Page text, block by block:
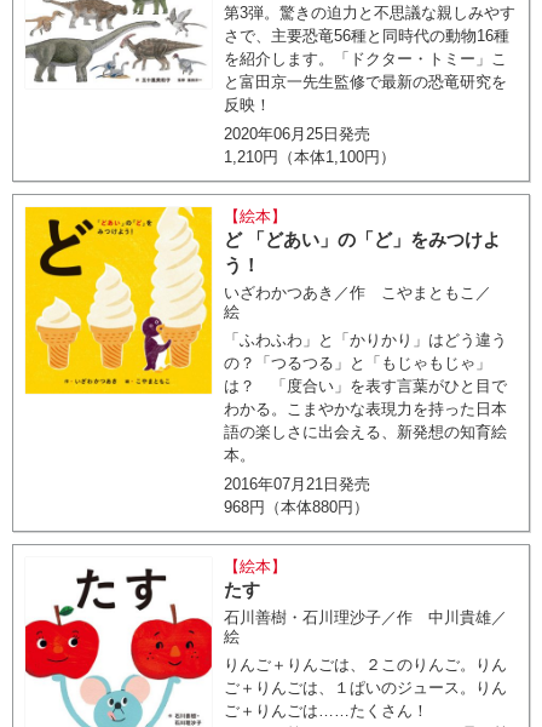
第3弾。驚きの迫力と不思議な親しみやす
さで、主要恐竜56種と同時代の動物16種
を紹介します。「ドクター・トミー」こ
と富田京一先生監修で最新の恐竜研究を
反映！
2020年06月25日発売
1,210円（本体1,100円）
【絵本】
ど 「どあい」の「ど」をみつけよ
う！
いざわかつあき／作 こやまともこ／
絵
「ふわふわ」と「かりかり」はどう違う
の？「つるつる」と「もじゃもじゃ」
は？ 「度合い」を表す言葉がひと目で
わかる。こまやかな表現力を持った日本
語の楽しさに出会える、新発想の知育絵
本。
2016年07月21日発売
968円（本体880円）
【絵本】
たす
石川善樹・石川理沙子／作 中川貴雄／
絵
りんご＋りんごは、２このりんご。りん
ご＋りんごは、１ぱいのジュース。りん
ご＋りんごは……たくさん！